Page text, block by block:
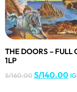
THE DOORS – FULL
1LP
S/160.00S/140.00